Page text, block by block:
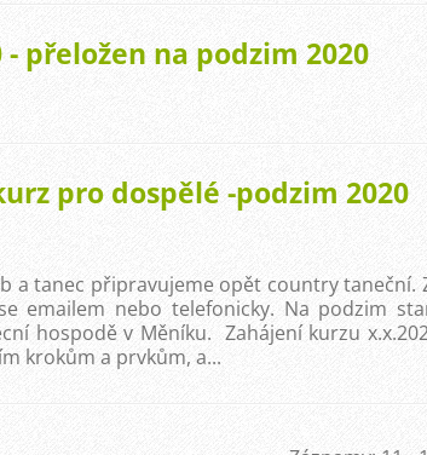
přeložen na podzim 2020
pro dospělé -podzim 2020
a tanec připravujeme opět country taneční.
emailem nebo telefonicky. Na podzim
hospodě v Měníku. Zahájení kurzu
krokům a prvkům, a...